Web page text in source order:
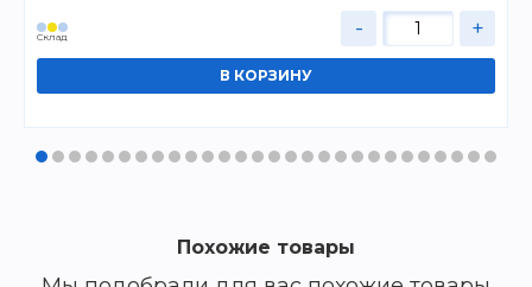
Cклад - +
Похожие товары